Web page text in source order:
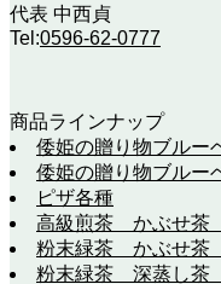
代表 中西貞
Tel:0596-62-0777
商品ラインナップ
倭姫の贈り物ブルー
倭姫の贈り物ブルー
ピザ各種
高級煎茶 かぶせ茶
粉末緑茶 かぶせ茶
粉末緑茶 深蒸し茶